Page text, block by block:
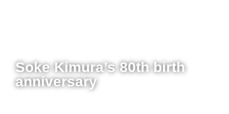
Soke Kimura’s 80th birth
anniversary